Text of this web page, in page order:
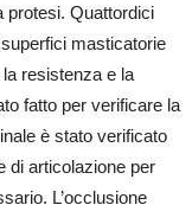
protesi. Quattordici
masticatorie
resistenza e la
fatto per verificare la
è stato verificato
di articolazione per
L’occlusione